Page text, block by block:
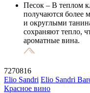
Песок – В теплом
получаются более
и округлыми
сохраняют тепло,
ароматные вина.
7270816
Elio Sandri Elio Sandri
Красное вино